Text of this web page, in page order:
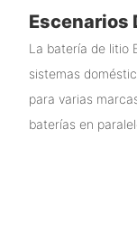
Escenarios
La batería de litio
sistemas
para varias
baterías en